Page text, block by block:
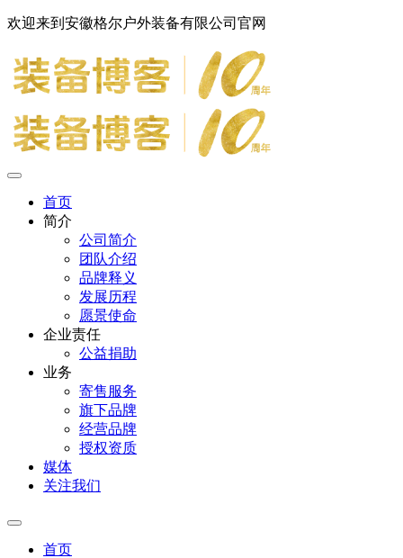
欢迎来到安徽格尔户外装备有限公司官网
首页
简介
公司简介
团队介绍
品牌释义
发展历程
愿景使命
企业责任
公益捐助
业务
寄售服务
旗下品牌
经营品牌
授权资质
媒体
关注我们
首页